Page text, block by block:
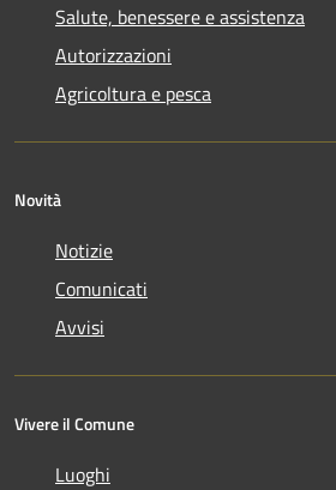
Salute, benessere e assistenza
Autorizzazioni
Agricoltura e pesca
Novità
Notizie
Comunicati
Avvisi
Vivere il Comune
Luoghi